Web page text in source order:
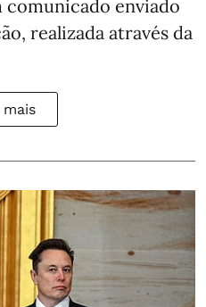
comunicado enviado
realizada através da
mais